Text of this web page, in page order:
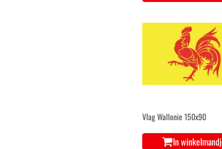
Vlag Wallonie 150x90
In